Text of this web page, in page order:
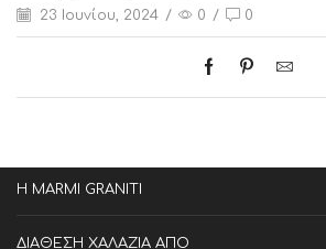
23 Ιουνίου, 2024 / 0 / 0
Η MARMI GRANITI
ΔΙΑΘΕΣΗ ΧΑΛΑΖΙΑ ΑΠΟ